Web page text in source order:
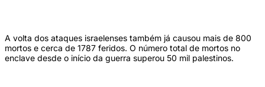
A volta dos ataques israelenses também já causou mais de 800
mortos e cerca de 1787 feridos. O número total de mortos no
enclave desde o início da guerra superou 50 mil palestinos.